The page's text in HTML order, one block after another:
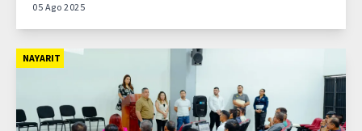
05 Ago 2025
NAYARIT